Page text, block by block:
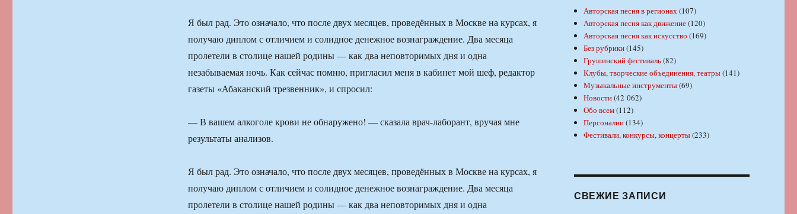
Я был рад. Это означало, что после двух месяцев, проведённых в Москве на курсах, я
получаю диплом с отличием и солидное денежное вознаграждение. Два месяца
пролетели в столице нашей родины — как два неповторимых дня и одна
незабываемая ночь. Как сейчас помню, пригласил меня в кабинет мой шеф, редактор
газеты «Абаканский трезвенник», и спросил:
— В вашем алкоголе крови не обнаружено! — сказала врач-лаборант, вручая мне
результаты анализов.
Я был рад. Это означало, что после двух месяцев, проведённых в Москве на курсах, я
получаю диплом с отличием и солидное денежное вознаграждение. Два месяца
пролетели в столице нашей родины — как два неповторимых дня и одна
Авторская песня в регионах(107)
Авторская песня как движение(120)
Авторская песня как искусство (169)
Без рубрики(145)
Грушинский фестиваль(82)
Клубы, творческие объединения, театры(141)
Музыкальные инструменты(69)
Новости(42 062)
Обо всем(112)
Персоналии(134)
Фестивали, конкурсы, концерты(233)
СВЕЖИЕ ЗАПИСИ